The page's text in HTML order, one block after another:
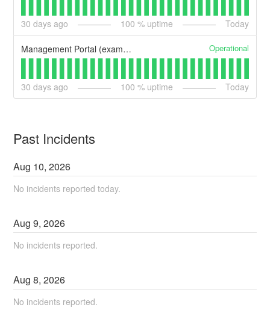
30 days ago 100 % uptime Today
Management Portal (example) Operational
30 days ago 100 % uptime Today
Past Incidents
Aug 10,2026
No incidents reported today.
Aug9,2026
No incidents reported.
Aug8,2026
No incidents reported.